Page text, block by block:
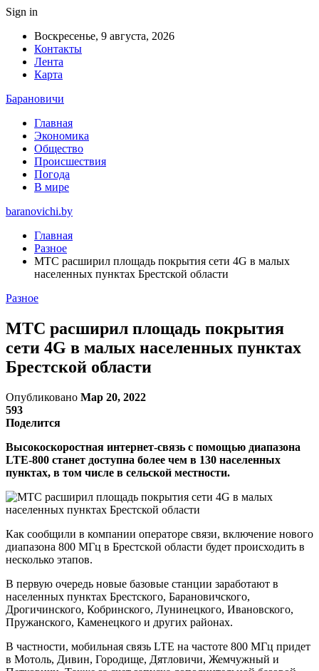
Sign in
Воскресенье, 9 августа, 2026
Контакты
Лента
Карта
Барановичи
Главная
Экономика
Общество
Происшествия
Погода
В мире
baranovichi.by
Главная
Разное
МТС расширил площадь покрытия сети 4G в малых
населенных пунктах Брестской области
Разное
МТС расширил площадь покрытия
сети 4G в малых населенных пунктах
Брестской области
Опубликовано Мар 20, 2022
593
Поделится
Высокоскоростная интернет-связь с помощью диапазона
LTE-800 станет доступна более чем в 130 населенных
пунктах, в том числе в сельской местности.
Как сообщили в компании операторе связи, включение нового
диапазона 800 МГц в Брестской области будет происходить в
несколько этапов.
В первую очередь новые базовые станции заработают в
населенных пунктах Брестского, Барановичского,
Дрогичинского, Кобринского, Лунинецкого, Ивановского,
Пружанского, Каменецкого и других районах.
В частности, мобильная связь LTE на частоте 800 МГц придет
в Мотоль, Дивин, Городище, Дятловичи, Жемчужный и